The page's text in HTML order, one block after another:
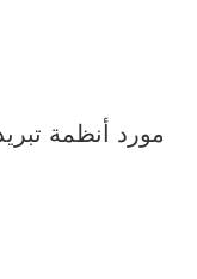
مورد أنظمة